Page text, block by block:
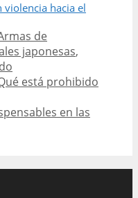
violencia hacia el
de
japonesas,
está prohibido
en las